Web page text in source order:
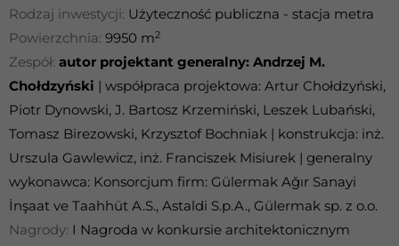
Rodzaj inwestycji: Użyteczność publiczna - stacja metra
Powierzchnia: 9950 m2
Zespół: autor projektant generalny: Andrzej M.
Chołdzyński | współpraca projektowa: Artur Chołdzyński,
Piotr Dynowski, J. Bartosz Krzemiński, Leszek Lubański,
Tomasz Birezowski, Krzysztof Bochniak | konstrukcja: inż.
Urszula Gawlewicz, inż. Franciszek Misiurek | generalny
wykonawca: Konsorcjum firm: Gülermak Aǧır Sanayi
İnşaat ve Taahhüt A.S., Astaldi S.p.A., Gülermak sp. z o.o.
Nagrody: I Nagroda w konkursie architektonicznym